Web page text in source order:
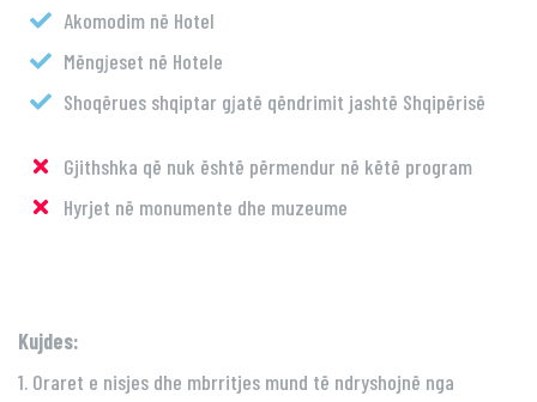
Akomodim në Hotel
Mëngjeset në Hotele
Shoqërues shqiptar gjatë qëndrimit jashtë Shqipërisë
Gjithshka që nuk është përmendur në këtë program
Hyrjet në monumente dhe muzeume
Kujdes:
1. Oraret e nisjes dhe mbrritjes mund të ndryshojnë nga